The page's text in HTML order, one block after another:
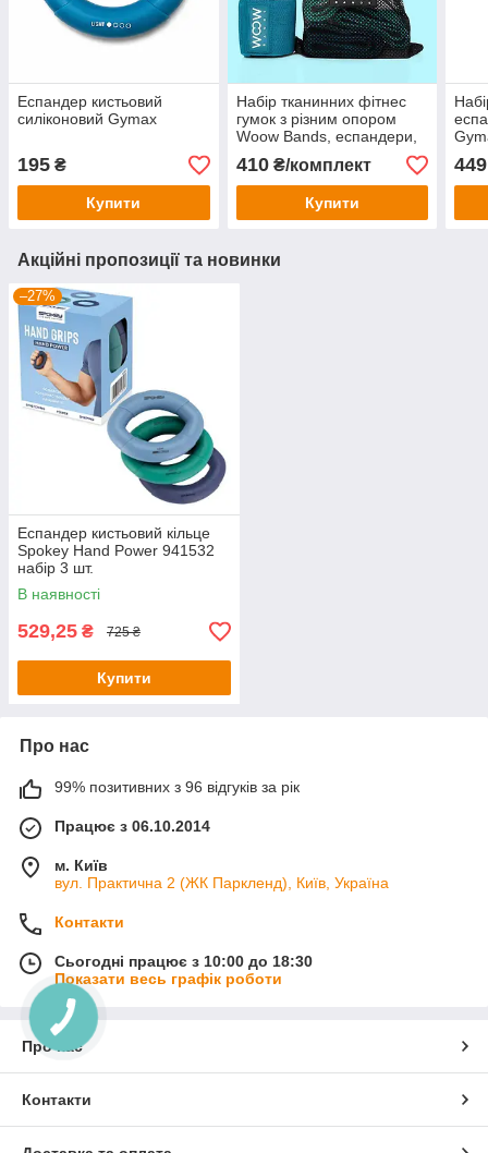
Еспандер кистьовий
силіконовий Gymax
195 ₴
Купити
Набір тканинних фітнес
гумок з різним опором
Woow Bands, еспандери,
стрічки для фітнесу
410₴/комплект
Купити
449
Акційні пропозиції та новинки
–27%
Еспандер кистьовий кільце
Spokey Hand Power 941532
набір 3 шт.
В наявності
529,25 ₴ 725 ₴
Купити
Про нас
99% позитивних з 96 відгуків за рік
Працює з 06.10.2014
м. Київ
вул. Практична 2 (ЖК Паркленд), Київ, Україна
Контакти
Сьогодні працює з 10:00 до 18:30
Показати весь графік роботи
Про нас
Контакти